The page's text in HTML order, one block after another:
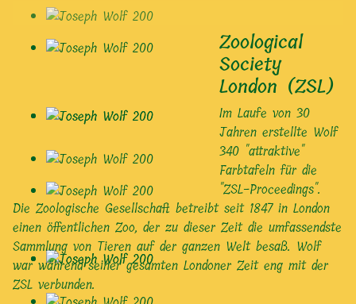
Zoological
Society
London (ZSL)
Im Laufe von 30
Jahren erstellte Wolf
340 "attraktive"
Farbtafeln für die
"ZSL-Proceedings".
Die Zoologische Gesellschaft betreibt seit 1847 in London
einen öffentlichen Zoo, der zu dieser Zeit die umfassendste
Sammlung von Tieren auf der ganzen Welt besaß. Wolf
war während seiner gesamten Londoner Zeit eng mit der
ZSL verbunden.